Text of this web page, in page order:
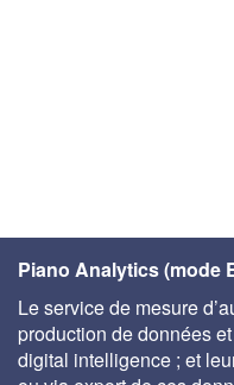
Piano Analytics (mode
Le service de mesure
production de données
digital intelligence ; et